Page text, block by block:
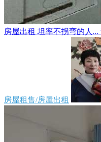
房屋出租 坦率不拐弯的人
房屋租售/房屋出租